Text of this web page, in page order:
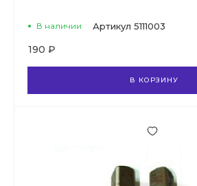
В наличии Артикул 5111003
190 ₽
В КОРЗИНУ